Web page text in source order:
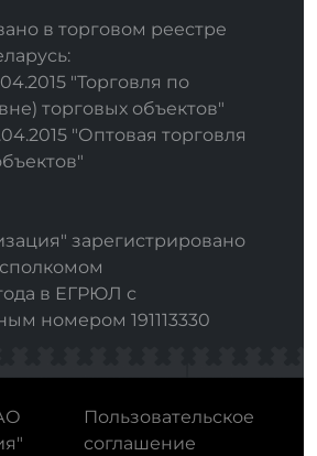
в торговом реестре
"Торговля по
торговых объектов"
"Оптовая торговля
зарегистрировано
в ЕГРЮЛ с
номером 191113330
Пользовательское
соглашение